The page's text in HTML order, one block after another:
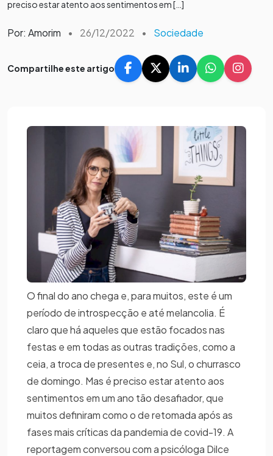
preciso estar atento aos sentimentos em […]
Por: Amorim • 26/12/2022 • Sociedade
Compartilhe este artigo
O final do ano chega e, para muitos, este é um
período de introspecção e até melancolia. É
claro que há aqueles que estão focados nas
festas e em todas as outras tradições, como a
ceia, a troca de presentes e, no Sul, o churrasco
de domingo. Mas é preciso estar atento aos
sentimentos em um ano tão desafiador, que
muitos definiram como o de retomada após as
fases mais críticas da pandemia de covid-19. A
reportagem conversou com a psicóloga Dilce